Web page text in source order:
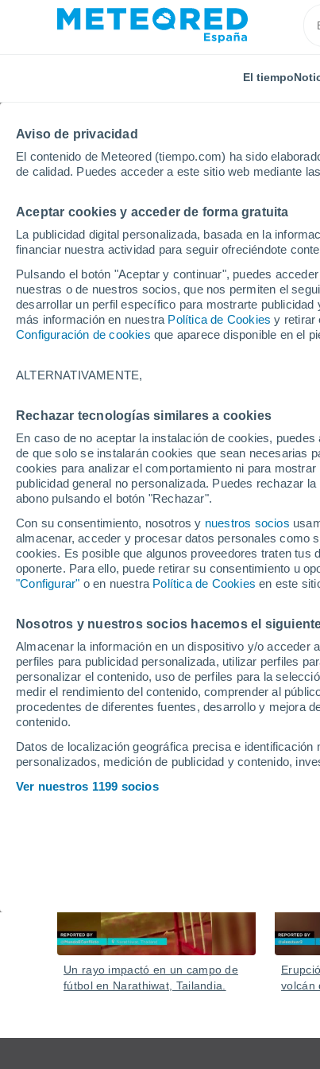
Aviso de privacidad
El contenido de Meteored (tiempo.com) ha sido
de calidad. Puedes acceder a este sitio web mediante
Aceptar cookies y acceder de forma gratuita
La publicidad digital personalizada, basada en la
financiar nuestra actividad para seguir ofreciéndote
Pulsando el botón "Aceptar y continuar", puedes
nuestras o de nuestros socios, que nos permiten el
desarrollar un perfil específico para mostrarte
más información en nuestra Política de Cookies y retirar
Configuración de cookies que aparece disponible en el
ALTERNATIVAMENTE,
Rechazar tecnologías similares a cookies
En caso de no aceptar la instalación de cookies,
de que solo se instalarán cookies que sean necesarias
cookies para analizar el comportamiento ni para
publicidad general no personalizada. Puedes rechazar
abono pulsando el botón "Rechazar".
Con su consentimiento, nosotros y nuestros socios
almacenar, acceder y procesar datos personales como
cookies. Es posible que algunos proveedores traten tus
oponerte. Para ello, puede retirar su consentimiento u
"Configurar" o en nuestra Política de Cookies en este
Nosotros y nuestros socios hacemos el
Almacenar la información en un dispositivo y/o acceder
perfiles para publicidad personalizada, utilizar perfiles
personalizar el contenido, uso de perfiles para la
medir el rendimiento del contenido, comprender al
procedentes de diferentes fuentes, desarrollo y mejora
contenido.
Datos de localización geográfica precisa e
personalizados, medición de publicidad y contenido,
Ver nuestros 1199 socios
El tiempo
Inicio Vídeos Una gran granizada provoca
Una gran granizada
la región central de
La región central de KwaZulu-Natal son
relativamente comunes debido a las
Vídeos
Un rayo impactó en un campo de
fútbol en Narathiwat, Tailandia.
volcán